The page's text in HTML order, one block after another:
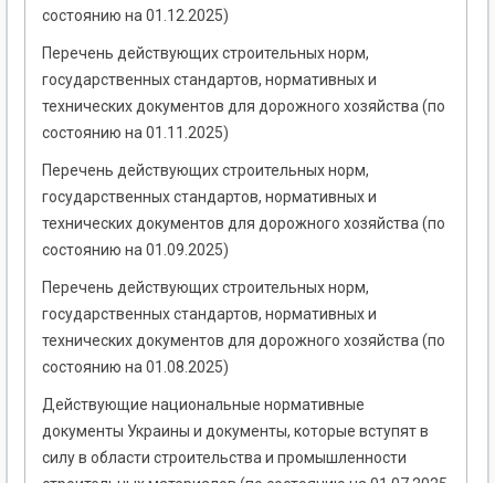
состоянию на 01.12.2025)
Перечень действующих строительных норм,
государственных стандартов, нормативных и
технических документов для дорожного хозяйства (по
состоянию на 01.11.2025)
Перечень действующих строительных норм,
государственных стандартов, нормативных и
технических документов для дорожного хозяйства (по
состоянию на 01.09.2025)
Перечень действующих строительных норм,
государственных стандартов, нормативных и
технических документов для дорожного хозяйства (по
состоянию на 01.08.2025)
Действующие национальные нормативные
документы Украины и документы, которые вступят в
силу в области строительства и промышленности